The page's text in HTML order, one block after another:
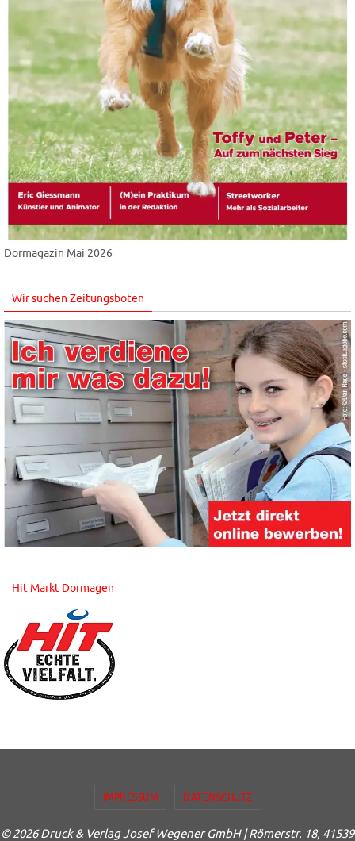
Dormagazin Mai 2026
Wir suchen Zeitungsboten
Hit Markt Dormagen
IMPRESSUM DATENSCHUTZ
© 2026 Druck & Verlag Josef Wegener GmbH | Römerstr. 18, 41539